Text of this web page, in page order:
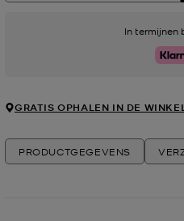
In termijnen
Klarna
GRATIS OPHALEN IN DE
PRODUCTGEGEVENS